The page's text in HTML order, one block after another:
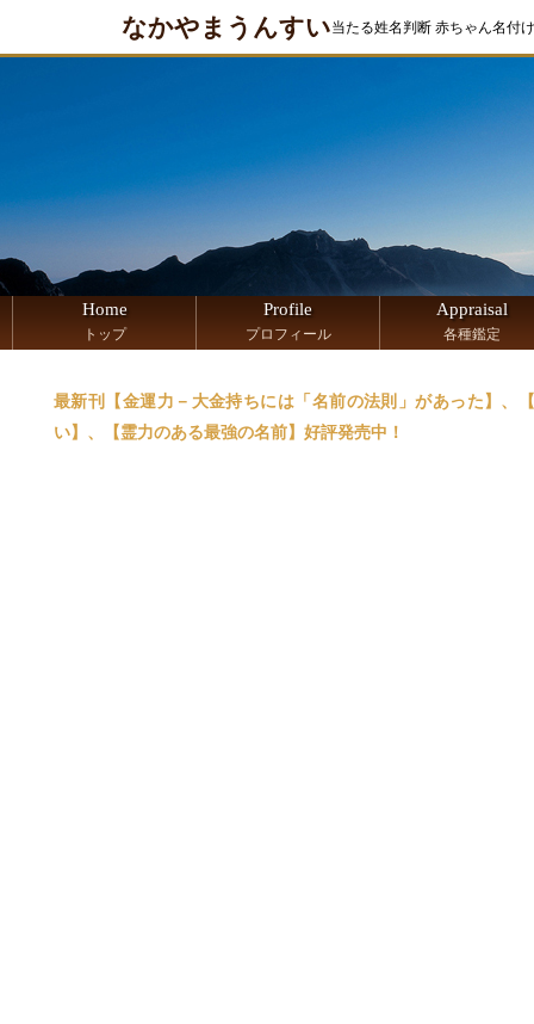
なかやまうんすい当たる姓名判断 赤ちゃん名付
Home
トップ
Profile
プロフィール
Appraisal
各種鑑定
最新刊【金運力－大金持ちには「名前の法則」があった】、
い】、【霊力のある最強の名前】好評発売中！